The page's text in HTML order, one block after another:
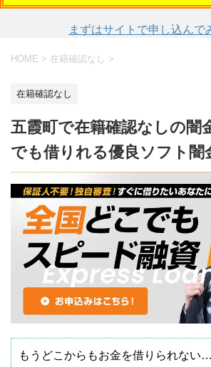
まずはサイトで申し込んで
HOME > 在籍確認なし >
在籍確認なし
五霞町で在籍確認なしの闇
でも借りれる優良ソフト闇
もうどこからもお金を借りられない